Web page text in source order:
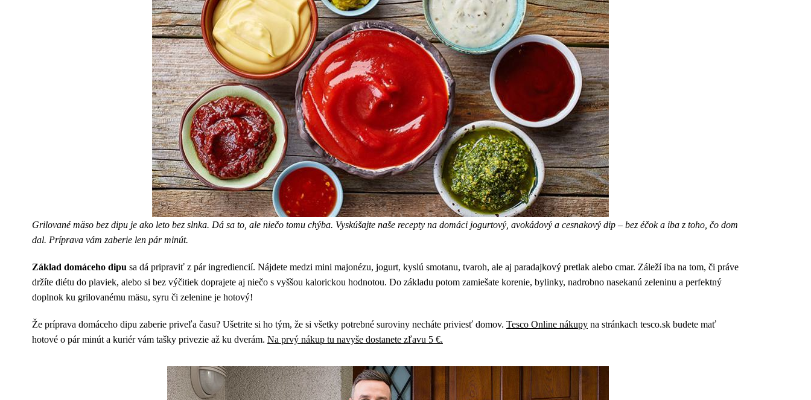
Grilované mäso bez dipu je ako leto bez slnka. Dá sa to, ale niečo tomu chýba. Vyskúšajte naše recepty na domáci jogurtový, avokádový a cesnakový dip – bez éčok a iba z toho, čo dom
dal. Príprava vám zaberie len pár minút.
Základ domáceho dipu sa dá pripraviť z pár ingrediencií. Nájdete medzi mini majonézu, jogurt, kyslú smotanu, tvaroh, ale aj paradajkový pretlak alebo cmar. Záleží iba na tom, či práve
držíte diétu do plaviek, alebo si bez výčitiek doprajete aj niečo s vyššou kalorickou hodnotou. Do základu potom zamiešate korenie, bylinky, nadrobno nasekanú zeleninu a perfektný
doplnok ku grilovanému mäsu, syru či zelenine je hotový!
Že príprava domáceho dipu zaberie priveľa času? Ušetrite si ho tým, že si všetky potrebné suroviny necháte priviesť domov. Tesco Online nákupy na stránkach tesco.sk budete mať
hotové o pár minút a kuriér vám tašky privezie až ku dverám. Na prvý nákup tu navyše dostanete zľavu 5 €.